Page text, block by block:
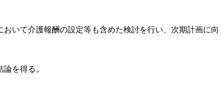
いて介護報酬の設定等も含めた検討を行い、次期計画に向
を得る。